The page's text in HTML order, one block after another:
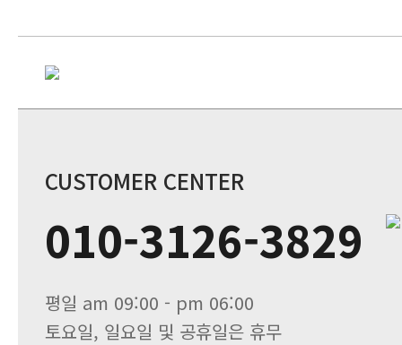
CUSTOMER CENTER
010-3126-3829
평일 am 09:00 - pm 06:00
토요일, 일요일 및 공휴일은 휴무